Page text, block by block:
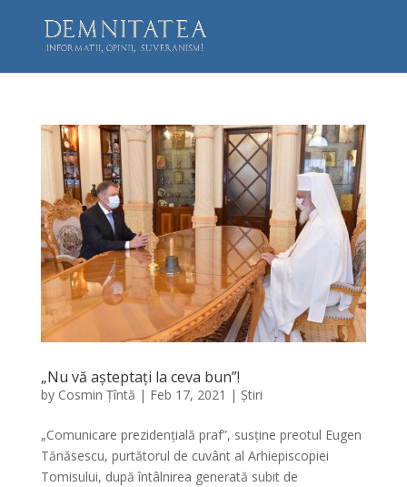
„Nu vă așteptați la ceva bun”!
by Cosmin Țîntă | Feb 17, 2021 | Știri
„Comunicare prezidențială praf”, susține preotul Eugen
Tănăsescu, purtătorul de cuvânt al Arhiepiscopiei
Tomisului, după întâlnirea generată subit de